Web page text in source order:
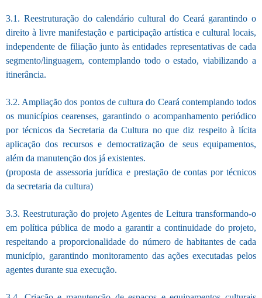
3.1. Reestruturação do calendário cultural do Ceará garantindo o
direito à livre manifestação e participação artística e cultural locais,
independente de filiação junto às entidades representativas de cada
segmento/linguagem, contemplando todo o estado, viabilizando a
itinerância.
3.2. Ampliação dos pontos de cultura do Ceará contemplando todos
os municípios cearenses, garantindo o acompanhamento periódico
por técnicos da Secretaria da Cultura no que diz respeito à lícita
aplicação dos recursos e democratização de seus equipamentos,
além da manutenção dos já existentes.
(proposta de assessoria jurídica e prestação de contas por técnicos
da secretaria da cultura)
3.3. Reestruturação do projeto Agentes de Leitura transformando-o
em política pública de modo a garantir a continuidade do projeto,
respeitando a proporcionalidade do número de habitantes de cada
município, garantindo monitoramento das ações executadas pelos
agentes durante sua execução.